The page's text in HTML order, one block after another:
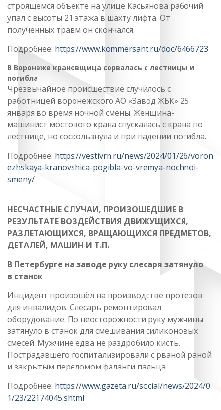
строящемся объекте на улице Касьянова рабочий
упал с высоты 21 этажа в шахту лифта. От
полученных травм он скончался.
Подробнее: https://www.kommersant.ru/doc/6466723
В Воронеже крановщица сорвалась с лестницы и
погибла
Чрезвычайное происшествие случилось с
работницей воронежского АО «Завод ЖБК» 25
января во время ночной смены. Женщина-
машинист мостового крана спускалась с крана по
лестнице, но соскользнула и при падении погибла.
Подробнее: https://vestivrn.ru/news/2024/01/26/voron
ezhskaya-kranovshica-pogibla-vo-vremya-nochnoi-
smeny/
НЕСЧАСТНЫЕ СЛУЧАИ, ПРОИЗОШЕДШИЕ В
РЕЗУЛЬТАТЕ ВОЗДЕЙСТВИЯ ДВИЖУЩИХСЯ,
РАЗЛЕТАЮЩИХСЯ, ВРАЩАЮЩИХСЯ ПРЕДМЕТОВ,
ДЕТАЛЕЙ, МАШИН И Т.П.
В Петербурге на заводе руку слесаря затянуло
в станок
Инцидент произошёл на производстве протезов
для инвалидов. Слесарь ремонтировал
оборудование. По неосторожности руку мужчины
затянуло в станок для смешивания силиконовых
смесей. Мужчине едва не раздробило кисть.
Пострадавшего госпитализировали с рваной раной
и закрытым переломом фаланги пальца.
Подробнее: https://www.gazeta.ru/social/news/2024/0
1/23/22174045.shtml